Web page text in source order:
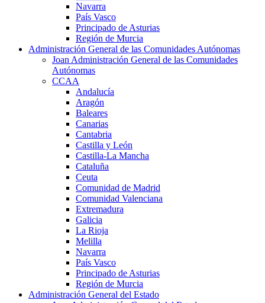
Navarra
País Vasco
Principado de Asturias
Región de Murcia
Administración General de las Comunidades Autónomas
Joan Administración General de las Comunidades
Autónomas
CCAA
Andalucía
Aragón
Baleares
Canarias
Cantabria
Castilla y León
Castilla-La Mancha
Cataluña
Ceuta
Comunidad de Madrid
Comunidad Valenciana
Extremadura
Galicia
La Rioja
Melilla
Navarra
País Vasco
Principado de Asturias
Región de Murcia
Administración General del Estado